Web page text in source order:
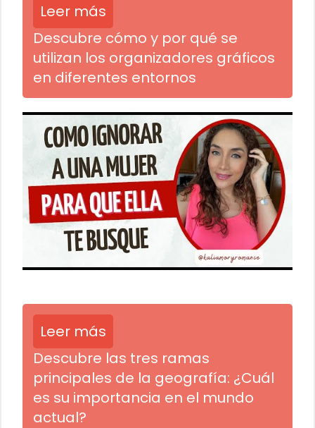
Leer más
Descubre cómo y por qué se
utilizan los organizadores gráficos
en diferentes entornos
Leer más
Descubre las tres ramas
principales de la geografía: ¿Cuál
es su importancia en el mundo
actual?